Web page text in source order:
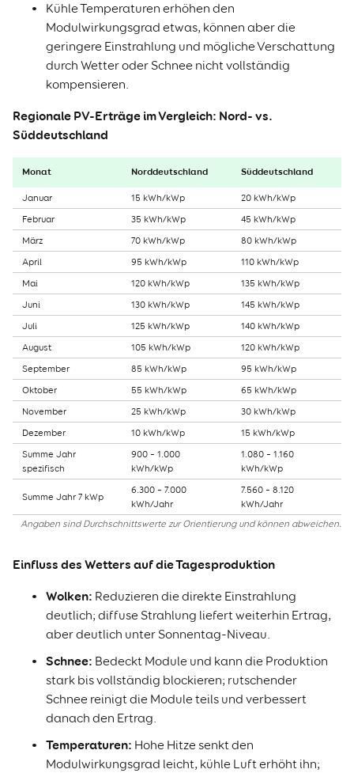
Kühle Temperaturen erhöhen den
Modulwirkungsgrad etwas, können aber die
geringere Einstrahlung und mögliche Verschattung
durch Wetter oder Schnee nicht vollständig
kompensieren.
Regionale PV-Erträge im Vergleich: Nord- vs.
Süddeutschland
Monat Norddeutschland Süddeutschland
Januar 15 kWh/kWp
20 kWh/kWp
Februar
35 kWh/kWp
45 kWh/kWp
März
70 kWh/kWp
80 kWh/kWp
April
95 kWh/kWp
110 kWh/kWp
Mai
120 kWh/kWp
135 kWh/kWp
Juni
130 kWh/kWp
145 kWh/kWp
Juli
125 kWh/kWp
140 kWh/kWp
August
105 kWh/kWp
120 kWh/kWp
September
85 kWh/kWp
95 kWh/kWp
Oktober
55 kWh/kWp
65 kWh/kWp
November
25 kWh/kWp
30 kWh/kWp
Dezember
10 kWh/kWp
15 kWh/kWp
Summe Jahr
spezifisch
900 – 1.000
kWh/kWp
1.080 – 1.160
kWh/kWp
Summe Jahr 7 kWp
6.300 – 7.000
kWh/Jahr
7.560 – 8.120
kWh/Jahr
Angaben sind Durchschnittswerte zur Orientierung und können abweichen.
Einfluss des Wetters auf die Tagesproduktion
Wolken: Reduzieren die direkte Einstrahlung
deutlich; diffuse Strahlung liefert weiterhin Ertrag,
aber deutlich unter Sonnentag-Niveau.
Schnee: Bedeckt Module und kann die Produktion
stark bis vollständig blockieren; rutschender
Schnee reinigt die Module teils und verbessert
danach den Ertrag.
Temperaturen: Hohe Hitze senkt den
Modulwirkungsgrad leicht, kühle Luft erhöht ihn;